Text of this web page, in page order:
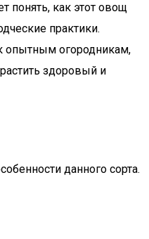
понять, как этот овощ
практики.
опытным огородникам,
здоровый и
данного сорта.